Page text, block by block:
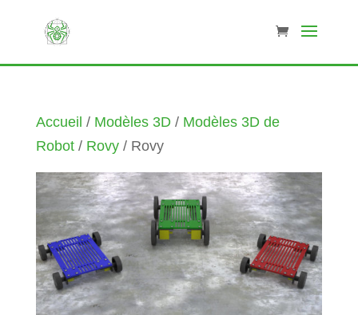
Accueil / Modèles 3D / Modèles 3D de
Robot/ Rovy/ Rovy